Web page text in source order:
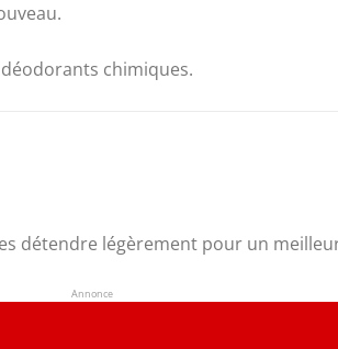
chimiques.
détendre légèrement pour un
Annonce